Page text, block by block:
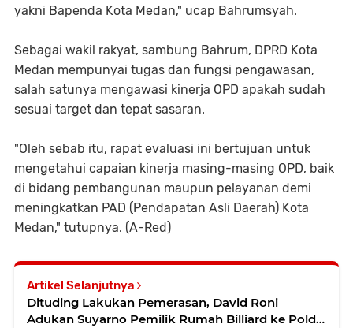
yakni Bapenda Kota Medan," ucap Bahrumsyah.
Sebagai wakil rakyat, sambung Bahrum, DPRD Kota
Medan mempunyai tugas dan fungsi pengawasan,
salah satunya mengawasi kinerja OPD apakah sudah
sesuai target dan tepat sasaran.
"Oleh sebab itu, rapat evaluasi ini bertujuan untuk
mengetahui capaian kinerja masing-masing OPD, baik
di bidang pembangunan maupun pelayanan demi
meningkatkan PAD (Pendapatan Asli Daerah) Kota
Medan," tutupnya. (A-Red)
Artikel Selanjutnya
Dituding Lakukan Pemerasan, David Roni
Adukan Suyarno Pemilik Rumah Billiard ke Polda